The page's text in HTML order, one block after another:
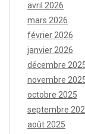
avril 2026
mars 2026
février 2026
janvier 2026
décembre
novembre
octobre 2025
septembre
août 2025